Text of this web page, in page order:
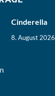
Cinderella
8. August 2026